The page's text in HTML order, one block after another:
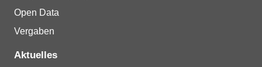
Open Data
Vergaben
Aktuelles